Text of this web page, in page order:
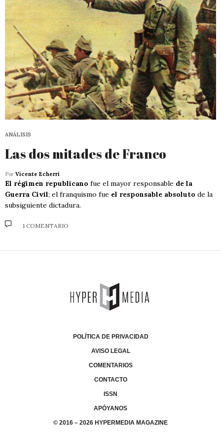
ANÁLISIS
Las dos mitades de Franco
Por Vicente Echerri
El régimen republicano fue el mayor responsable de la
Guerra Civil; el franquismo fue el responsable absoluto de la
subsiguiente dictadura.
1 COMENTARIO
POLÍTICA DE PRIVACIDAD
AVISO LEGAL
COMENTARIOS
CONTACTO
ISSN
APÓYANOS
© 2016 – 2026 HYPERMEDIA MAGAZINE